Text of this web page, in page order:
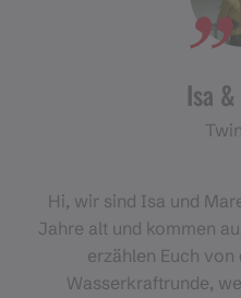
Isa
Hi, wir sind Isa und
Jahre alt und kommen
erzählen Euch von
Wasserkraftrunde,